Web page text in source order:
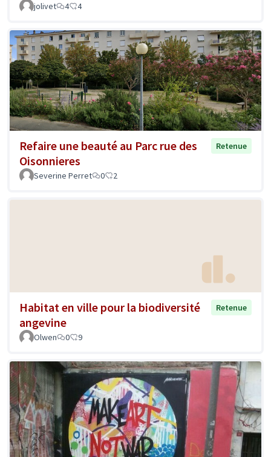
jolivet
4 4
Refaire une beauté au Parc rue des
Oisonnieres
Retenue
Severine Perret 0 2
Habitat en ville pour la biodiversité
angevine
Retenue
Olwen 0 9